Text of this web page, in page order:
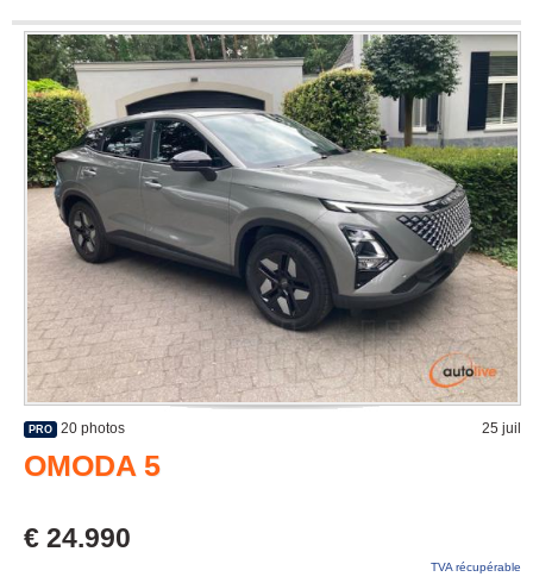
PRO 20 photos 25 juil
OMODA 5
€ 24.990
TVA récupérable